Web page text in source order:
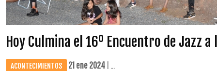
Hoy Culmina el 16º Encuentro de Jazz a
ACONTECIMIENTOS 21 ene 2024 | ...